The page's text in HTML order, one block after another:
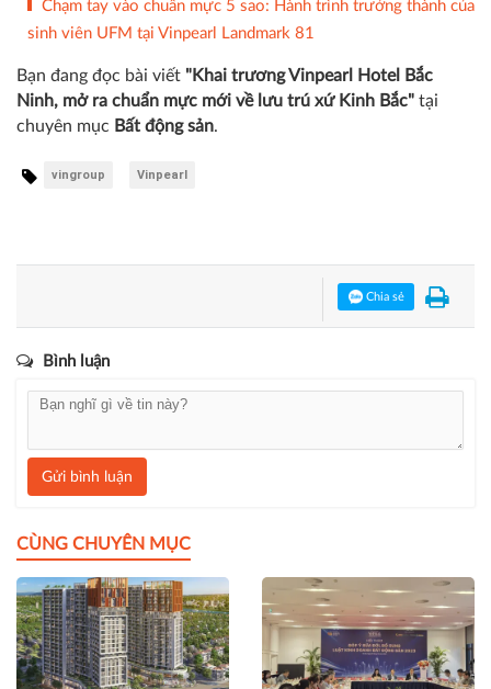
Chạm tay vào chuẩn mực 5 sao: Hành trình trưởng thành của
sinh viên UFM tại Vinpearl Landmark 81
Bạn đang đọc bài viết "Khai trương Vinpearl Hotel Bắc
Ninh, mở ra chuẩn mực mới về lưu trú xứ Kinh Bắc" tại
chuyên mục Bất động sản.
vingroup Vinpearl
Chia sẻ
Bình luận
Gửi bình luận
CÙNG CHUYÊN MỤC